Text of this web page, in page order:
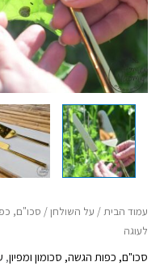
עמוד הבית/ על השולחן/ סכו"ם,
לעוגה
סכו"ם, כפות הגשה, סכומון ומפיון,